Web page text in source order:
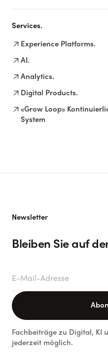
Services.
arrow_outward Experience Platforms.
arrow_outward AI.
arrow_outward Analytics.
arrow_outward Digital Products.
arrow_outward «Grow Loop»
System
Newsletter
Bleiben Sie auf
E-Mail-Adresse
Fachbeiträge zu Digital, KI
jederzeit möglich.